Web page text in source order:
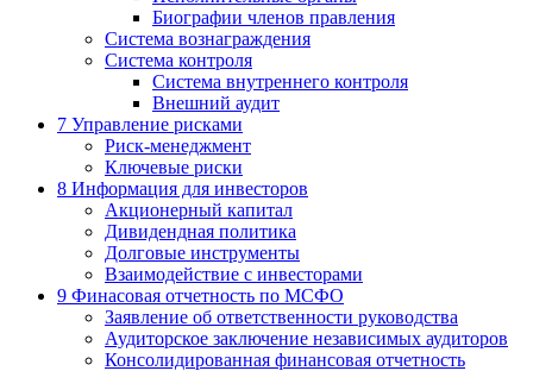
Биографии членов правления
Система вознаграждения
Система контроля
Система внутреннего контроля
Внешний аудит
7 Управление рисками
Риск-менеджмент
Ключевые риски
8 Информация для инвесторов
Акционерный капитал
Дивидендная политика
Долговые инструменты
Взаимодействие с инвеcторами
9 Финасовая отчетность по МСФО
Заявление об ответственности руководства
Аудиторское заключение независимых аудиторов
Консолидированная финансовая отчетность